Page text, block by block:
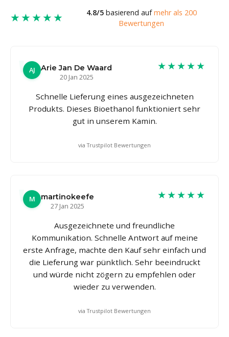
★★★★★ 4.8/5basierend aufmehr als 200
Bewertungen
AJ
Arie Jan De Waard
20 Jan 2025
★★★★★
Schnelle Lieferung eines ausgezeichneten
Produkts. Dieses Bioethanol funktioniert sehr
gut in unserem Kamin.
via Trustpilot Bewertungen
M
martinokeefe
27 Jan 2025
★★★★★
Ausgezeichnete und freundliche
Kommunikation. Schnelle Antwort auf meine
erste Anfrage, machte den Kauf sehr einfach und
die Lieferung war pünktlich. Sehr beeindruckt
und würde nicht zögern zu empfehlen oder
wieder zu verwenden.
via Trustpilot Bewertungen